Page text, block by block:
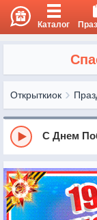
Каталог
Открыткиок